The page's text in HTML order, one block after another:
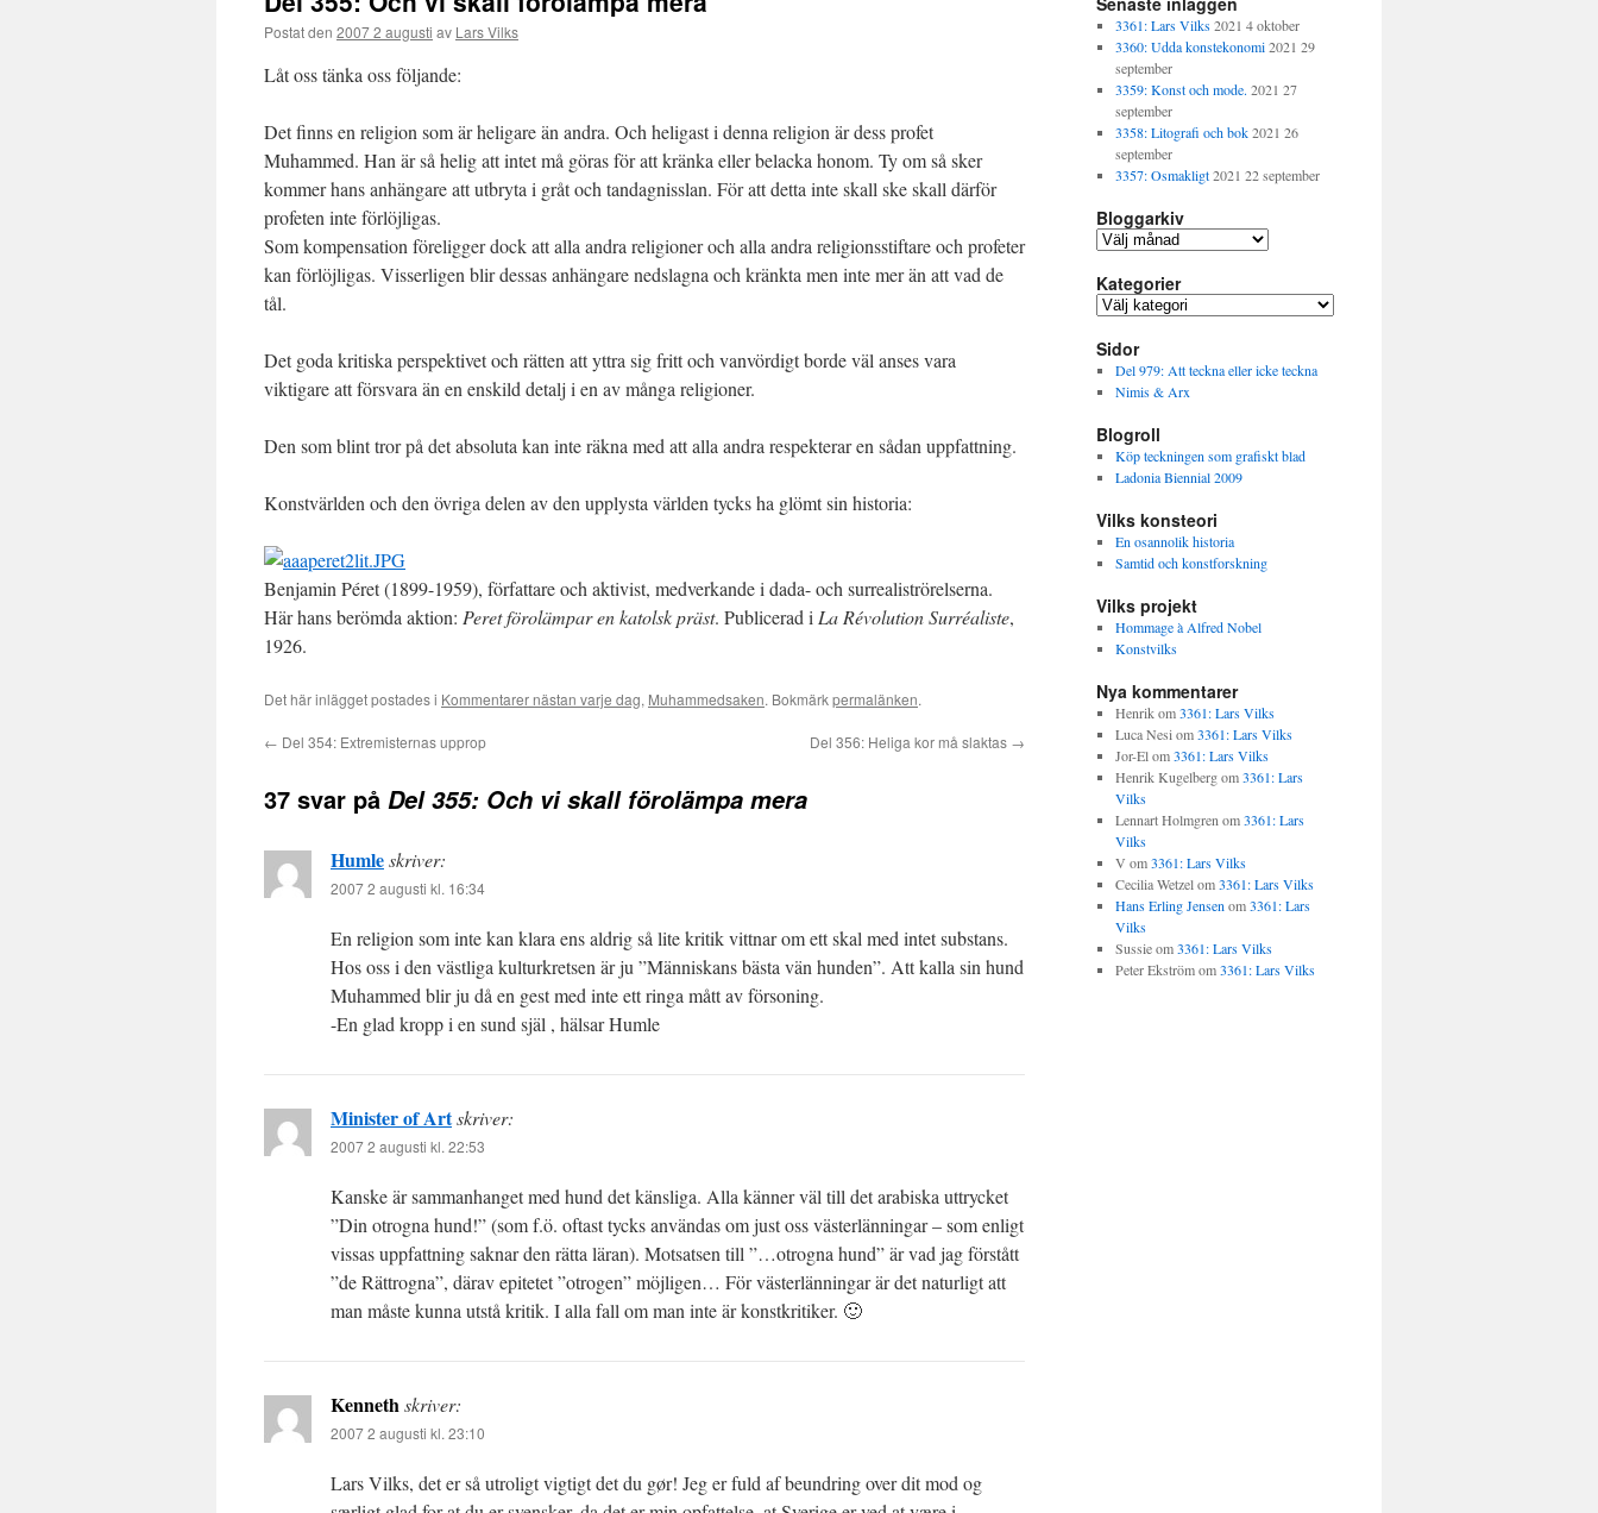
Postat den 2007 2 augusti av Lars Vilks
Låt oss tänka oss följande:
Det finns en religion som är heligare än andra. Och heligast i denna religion är dess profet
Muhammed. Han är så helig att intet må göras för att kränka eller belacka honom. Ty om så sker
kommer hans anhängare att utbryta i gråt och tandagnisslan. För att detta inte skall ske skall därför
profeten inte förlöjligas.
Som kompensation föreligger dock att alla andra religioner och alla andra religionsstiftare och profeter
kan förlöjligas. Visserligen blir dessas anhängare nedslagna och kränkta men inte mer än att vad de
tål.
Det goda kritiska perspektivet och rätten att yttra sig fritt och vanvördigt borde väl anses vara
viktigare att försvara än en enskild detalj i en av många religioner.
Den som blint tror på det absoluta kan inte räkna med att alla andra respekterar en sådan uppfattning.
Konstvärlden och den övriga delen av den upplysta världen tycks ha glömt sin historia:
Benjamin Péret (1899-1959), författare och aktivist, medverkande i dada- och surrealiströrelserna.
Här hans berömda aktion: Peret förolämpar en katolsk präst. Publicerad i La Révolution Surréaliste,
1926.
Det här inlägget postades i Kommentarer nästan varje dag, Muhammedsaken. Bokmärkpermalänken.
← Del 354: Extremisternas upprop Del 356: Heliga kor må slaktas →
37 svar på Del 355: Och vi skall förolämpa mera
Humleskriver:
2007 2 augusti kl. 16:34
En religion som inte kan klara ens aldrig så lite kritik vittnar om ett skal med intet substans.
Hos oss i den västliga kulturkretsen är ju ”Människans bästa vän hunden”. Att kalla sin hund
Muhammed blir ju då en gest med inte ett ringa mått av försoning.
-En glad kropp i en sund själ , hälsar Humle
Minister of Artskriver:
2007 2 augusti kl. 22:53
Kanske är sammanhanget med hund det känsliga. Alla känner väl till det arabiska uttrycket
”Din otrogna hund!” (som f.ö. oftast tycks användas om just oss västerlänningar – som enligt
vissas uppfattning saknar den rätta läran). Motsatsen till ”…otrogna hund” är vad jag förstått
”de Rättrogna”, därav epitetet ”otrogen” möjligen… För västerlänningar är det naturligt att
man måste kunna utstå kritik. I alla fall om man inte är konstkritiker. 🙂
Kennethskriver:
2007 2 augusti kl. 23:10
Lars Vilks, det er så utroligt vigtigt det du gør! Jeg er fuld af beundring over dit mod og
3361: Lars Vilks 2021 4 oktober
3360: Udda konstekonomi 2021 29
september
3359: Konst och mode. 2021 27
september
3358: Litografi och bok 2021 26
september
3357: Osmakligt 2021 22 september
Bloggarkiv
Bloggarkiv
Kategorier
Kategorier
Sidor
Del 979: Att teckna eller icke teckna
Nimis & Arx
Blogroll
Köp teckningen som grafiskt blad
Ladonia Biennial 2009
Vilks konsteori
En osannolik historia
Samtid och konstforskning
Vilks projekt
Hommage à Alfred Nobel
Konstvilks
Nya kommentarer
Henrikom3361: Lars Vilks
Luca Nesi om3361: Lars Vilks
Jor-Elom3361: Lars Vilks
Henrik Kugelbergom3361: Lars
Vilks
Lennart Holmgren om3361: Lars
Vilks
V om3361: Lars Vilks
Cecilia Wetzelom3361: Lars Vilks
Hans Erling Jensen om3361: Lars
Vilks
Sussieom3361: Lars Vilks
Peter Ekströmom3361: Lars Vilks